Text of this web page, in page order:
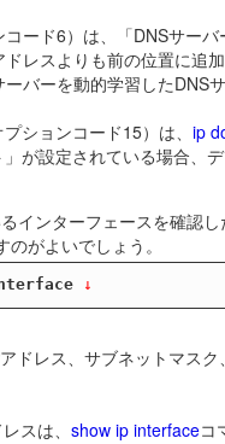
ード6）は、「DNSサー
ドレスよりも前の位置に追
バーを動的学習したDNS
ションコード15）は、 ip
が設定されている場合、
インターフェースを確認
のがよいでしょう。
↓
ドレス、サブネットマス
スは、 show ip interfaceコ